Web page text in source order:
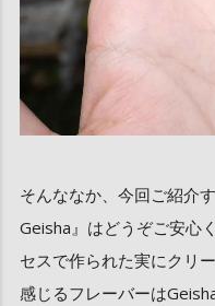
そんななか、今回ご紹介
Geisha』はどうぞご安心
セスで作られた実にクリ
感じるフレーバーは